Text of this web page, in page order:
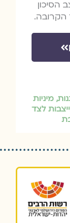
הסיכון
הקרובה.
,מיניות
לצד